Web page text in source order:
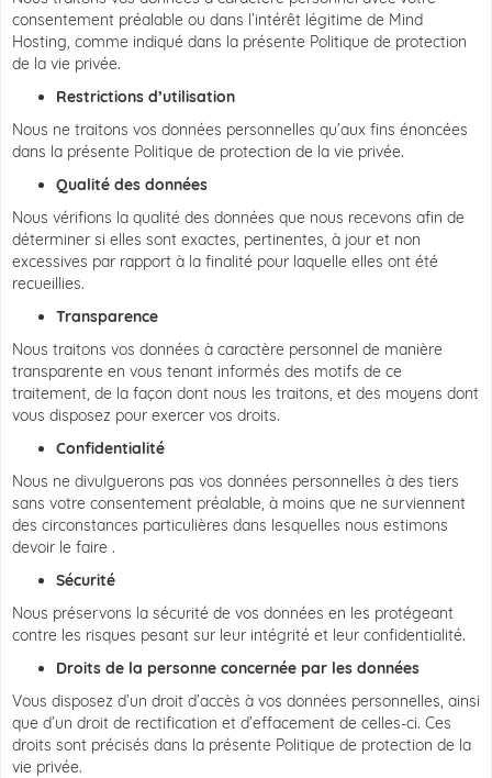
consentement préalable ou dans l’intérêt légitime de Mind
Hosting, comme indiqué dans la présente Politique de protection
de la vie privée.
Restrictions d’utilisation
Nous ne traitons vos données personnelles qu’aux fins énoncées
dans la présente Politique de protection de la vie privée.
Qualité des données
Nous vérifions la qualité des données que nous recevons afin de
déterminer si elles sont exactes, pertinentes, à jour et non
excessives par rapport à la finalité pour laquelle elles ont été
recueillies.
Transparence
Nous traitons vos données à caractère personnel de manière
transparente en vous tenant informés des motifs de ce
traitement, de la façon dont nous les traitons, et des moyens dont
vous disposez pour exercer vos droits.
Confidentialité
Nous ne divulguerons pas vos données personnelles à des tiers
sans votre consentement préalable, à moins que ne surviennent
des circonstances particulières dans lesquelles nous estimons
devoir le faire .
Sécurité
Nous préservons la sécurité de vos données en les protégeant
contre les risques pesant sur leur intégrité et leur confidentialité.
Droits de la personne concernée par les données
Vous disposez d’un droit d’accès à vos données personnelles, ainsi
que d’un droit de rectification et d’effacement de celles-ci. Ces
droits sont précisés dans la présente Politique de protection de la
vie privée.